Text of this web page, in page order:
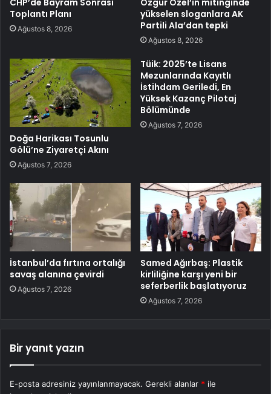
Toplantı Planı
Ağustos 8, 2026
yükselen sloganlara AK
Partili Ala’dan tepki
Ağustos 8, 2026
Doğa Harikası Tosunlu
Gölü’ne Ziyaretçi Akını
Ağustos 7, 2026
Tüik: 2025’te Lisans
Mezunlarında Kayıtlı
İstihdam Geriledi, En
Yüksek Kazanç Pilotaj
Bölümünde
Ağustos 7, 2026
İstanbul’da fırtına ortalığı
savaş alanına çevirdi
Ağustos 7, 2026
Samed Ağırbaş: Plastik
kirliliğine karşı yeni bir
seferberlik başlatıyoruz
Ağustos 7, 2026
Bir yanıt yazın
E-posta adresiniz yayınlanmayacak. Gerekli alanlar * ile